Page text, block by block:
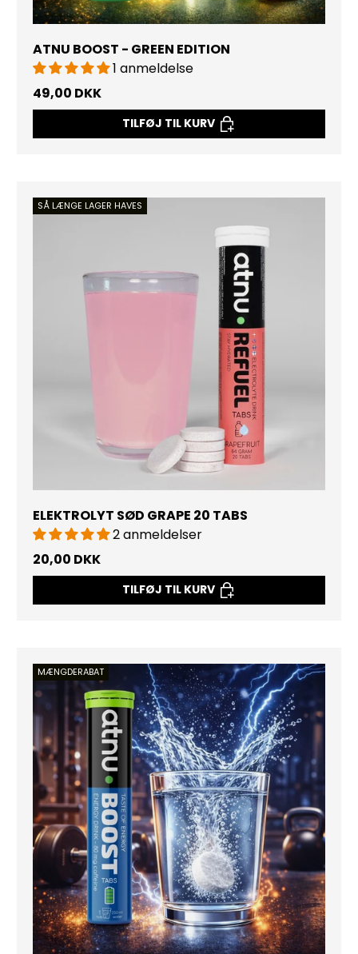
ATNU BOOST - GREEN EDITION
1 anmeldelse
49,00 DKK
TILFØJ TIL KURV
SÅ LÆNGE LAGER HAVES
ELEKTROLYT SØD GRAPE 20 TABS
2 anmeldelser
20,00 DKK
TILFØJ TIL KURV
MÆNGDERABAT